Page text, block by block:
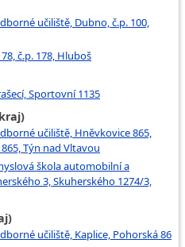
učiliště, Dubno, č.p. 100,
č.p. 178, Hluboš
Sportovní 1135
učiliště, Hněvkovice 865,
Týn nad Vltavou
škola automobilní a
3, Skuherského 1274/3,
učiliště, Kaplice, Pohorská 86